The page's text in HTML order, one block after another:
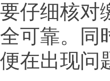
要仔细核对
全可靠。同
便在出现问